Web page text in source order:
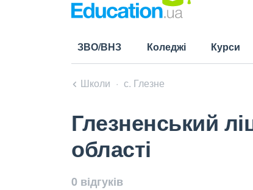
ЗВО/ВНЗ Коледжі Курси
Школи с. Глезне
Глезненський
області
0 відгуків